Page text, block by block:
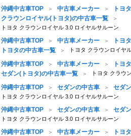
沖縄中古車TOP 中古車メーカー
トヨ
クラウンロイヤル(トヨタ)の中古車一覧
トヨタ クラウンロイヤル 3.0 ロイヤルサルーン
沖縄中古車TOP 中古車メーカー
トヨ
トヨタの中古車一覧
トヨタ クラウンロイヤ
沖縄中古車TOP 中古車メーカー
トヨ
セダン(トヨタ)の中古車一覧
トヨタ クラウ
沖縄中古車TOP セダンの中古車 セダ
トヨタ クラウンロイヤル 3.0 ロイヤルサルーン
沖縄中古車TOP セダンの中古車 セダ
トヨタ クラウンロイヤル 3.0 ロイヤルサルーン
沖縄中古車TOP 中古車メーカー
トヨ